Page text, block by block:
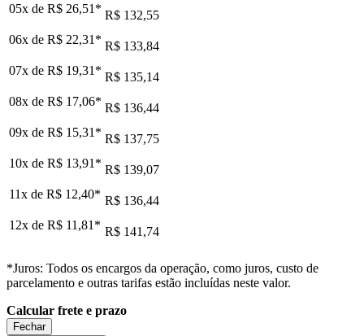
05x de R$ 26,51 * R$ 132,55
06x de R$ 22,31 * R$ 133,84
07x de R$ 19,31 * R$ 135,14
08x de R$ 17,06* R$ 136,44
09x de R$ 15,31 * R$ 137,75
10x de R$ 13,91 * R$ 139,07
11x de R$ 12,40* R$ 136,44
12x de R$ 11,81 * R$ 141,74
*Juros: Todos os encargos da operação, como juros, custo de
parcelamento e outras tarifas estão incluídas neste valor.
Calcular frete e prazo
Fechar